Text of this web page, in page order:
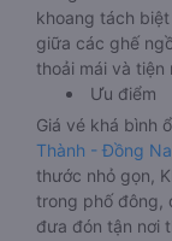
khoang tách
giữa các ghế
thoải mái và tiện
Ưu điểm
Giá vé khá bình
Thành - Đồng
thước nhỏ gọn,
trong phố đông,
đưa đón tận nơi